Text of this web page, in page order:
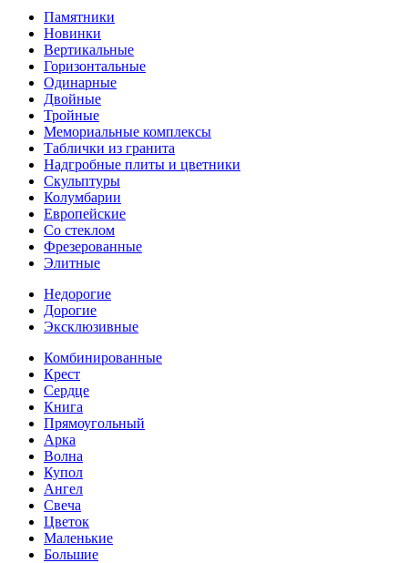
Памятники
Новинки
Вертикальные
Горизонтальные
Одинарные
Двойные
Тройные
Мемориальные комплексы
Таблички из гранита
Надгробные плиты и цветники
Скульптуры
Колумбарии
Европейские
Со стеклом
Фрезерованные
Элитные
Недорогие
Дорогие
Эксклюзивные
Комбинированные
Крест
Сердце
Книга
Прямоугольный
Арка
Волна
Купол
Ангел
Свеча
Цветок
Маленькие
Большие